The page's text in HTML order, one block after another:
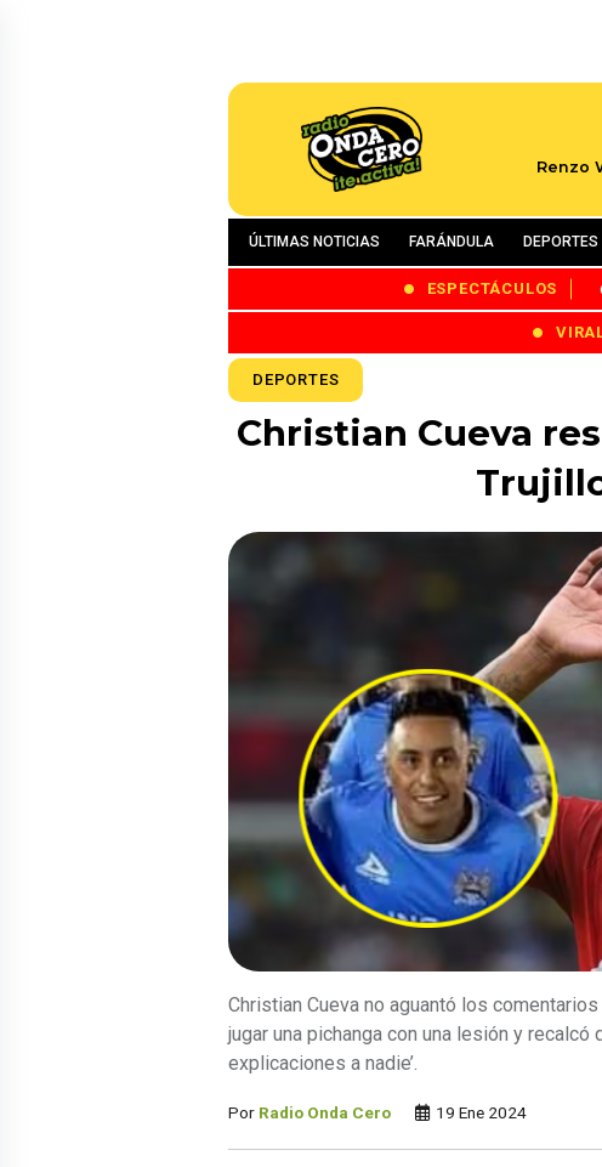
Renzo
ÚLTIMAS NOTICIAS FARÁNDULA DEPORTES
ESPECTÁCULOS
DEPORTES
Christian Cueva
Christian Cueva no aguantó los
jugar una pichanga con una lesión y recalcó
explicaciones a nadie’.
Por Radio Onda Cero 19 Ene 2024